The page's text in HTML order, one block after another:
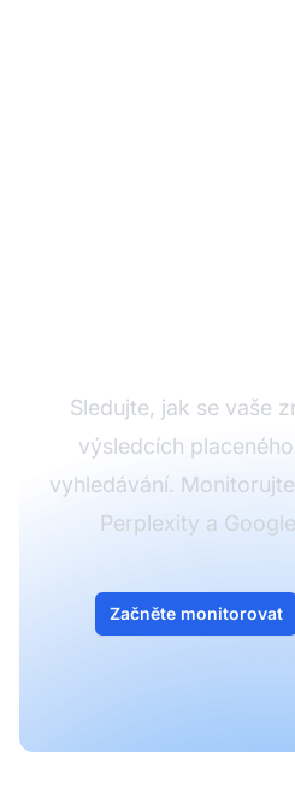
Sledujte, jak se vaše
výsledcích
vyhledávání.
Perplexity a
Začněte monitorovat